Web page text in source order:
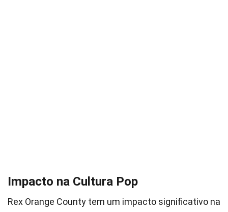
Impacto na Cultura Pop
Rex Orange County tem um impacto significativo na